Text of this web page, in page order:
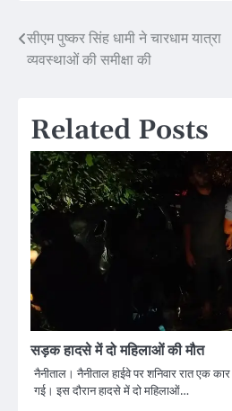
Post
सीएम पुष्कर सिंह धामी ने चारधाम यात्रा
व्यवस्थाओं की समीक्षा की
Related Posts
सड़क हादसे में दो महिलाओं की मौत
नैनीताल। नैनीताल हाईवे पर शनिवार रात एक
गई। इस दौरान हादसे में दो महिलाओं…